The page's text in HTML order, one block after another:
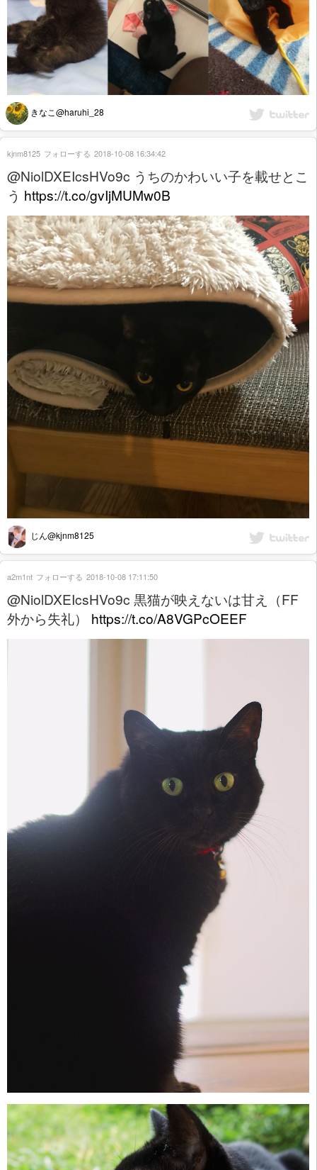
きなこ@haruhi_28
@NiolDXEIcsHVo9c うちのかわいい子を載せとこ
う https://t.co/gvIjMUMw0B
じん@kjnm8125
kjnm8125 フォローする 2018-10-08 16:34:42
@NiolDXEIcsHVo9c 黒猫が映えないは甘え（FF
外から失礼） https://t.co/A8VGPcOEEF
a2m1nt フォローする 2018-10-08 17:11:50